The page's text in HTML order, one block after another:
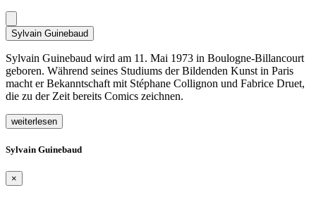
Sylvain Guinebaud
Sylvain Guinebaud wird am 11. Mai 1973 in Boulogne-Billancourt
geboren. Während seines Studiums der Bildenden Kunst in Paris
macht er Bekanntschaft mit Stéphane Collignon und Fabrice Druet,
die zu der Zeit bereits Comics zeichnen.
weiterlesen
Sylvain Guinebaud
×